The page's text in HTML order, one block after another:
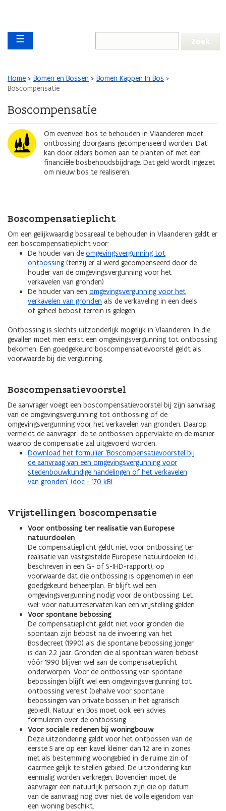
gaan
Main navigation
☰
Kruimelpad
Home Bomen en Bossen
Bomen Kappen In Bos
Boscompensatie
Boscompensatie
AfbeeldingOm evenveel bos te behouden in Vlaanderen moet
ontbossing doorgaans gecompenseerd worden. Dat
kan door elders bomen aan te planten of met een
financiële bosbehoudsbijdrage. Dat geld wordt ingezet
om nieuw bos te realiseren.
Boscompensatieplicht
Om een gelijkwaardig bosareaal te behouden in Vlaanderen geldt er
een boscompensatieplicht voor:
De houder van de omgevingsvergunning tot
ontbossing (tenzij er al werd gecompenseerd door de
houder van de omgevingsvergunning voor het
verkavelen van gronden)
De houder van een omgevingsvergunning voor het
verkavelen van gronden als de verkaveling in een deels
of geheel bebost terrein is gelegen
Ontbossing is slechts uitzonderlijk mogelijk in Vlaanderen. In die
gevallen moet men eerst een omgevingsvergunning tot ontbossing
bekomen. Een goedgekeurd boscompensatievoorstel geldt als
voorwaarde bij die vergunning.
Boscompensatievoorstel
De aanvrager voegt een boscompensatievoorstel bij zijn aanvraag
van de omgevingsvergunning tot ontbossing of de
omgevingsvergunning voor het verkavelen van gronden. Daarop
vermeldt de aanvrager de te ontbossen oppervlakte en de manier
waarop de compensatie zal uitgevoerd worden.
Download het formulier ‘Boscompensatievoorstel bij
de aanvraag van een omgevingsvergunning voor
stedenbouwkundige handelingen of het verkavelen
van gronden’ (doc - 170 kB)
Vrijstellingen boscompensatie
Voor ontbossing ter realisatie van Europese
natuurdoelen
De compensatieplicht geldt niet voor ontbossing ter
realisatie van vastgestelde Europese natuurdoelen (d.i.
beschreven in een G- of S-IHD-rapport), op
voorwaarde dat die ontbossing is opgenomen in een
goedgekeurd beheerplan. Er blijft wel een
omgevingsvergunning nodig voor de ontbossing. Let
wel: voor natuurreservaten kan een vrijstelling gelden.
Voor spontane bebossing
De compensatieplicht geldt niet voor gronden die
spontaan zijn bebost na de invoering van het
Bosdecreet (1990) als die spontane bebossing jonger
is dan 22 jaar. Gronden die al spontaan waren bebost
vóór 1990 blijven wel aan de compensatieplicht
onderworpen. Voor de ontbossing van spontane
bebossingen blijft wel een omgevingsvergunning tot
ontbossing vereist (behalve voor spontane
bebossingen van private bossen in het agrarisch
gebied). Natuur en Bos moet ook een advies
formuleren over de ontbossing.
Voor sociale redenen bij woningbouw
Deze uitzondering geldt voor het ontbossen van de
eerste 5 are op een kavel kleiner dan 12 are in zones
met als bestemming woongebied in de ruime zin of
daarmee gelijk te stellen gebied. De uitzondering kan
eenmalig worden verkregen. Bovendien moet de
aanvrager een natuurlijk persoon zijn die op datum
van de aanvraag nog over niet de volle eigendom van
een woning beschikt.